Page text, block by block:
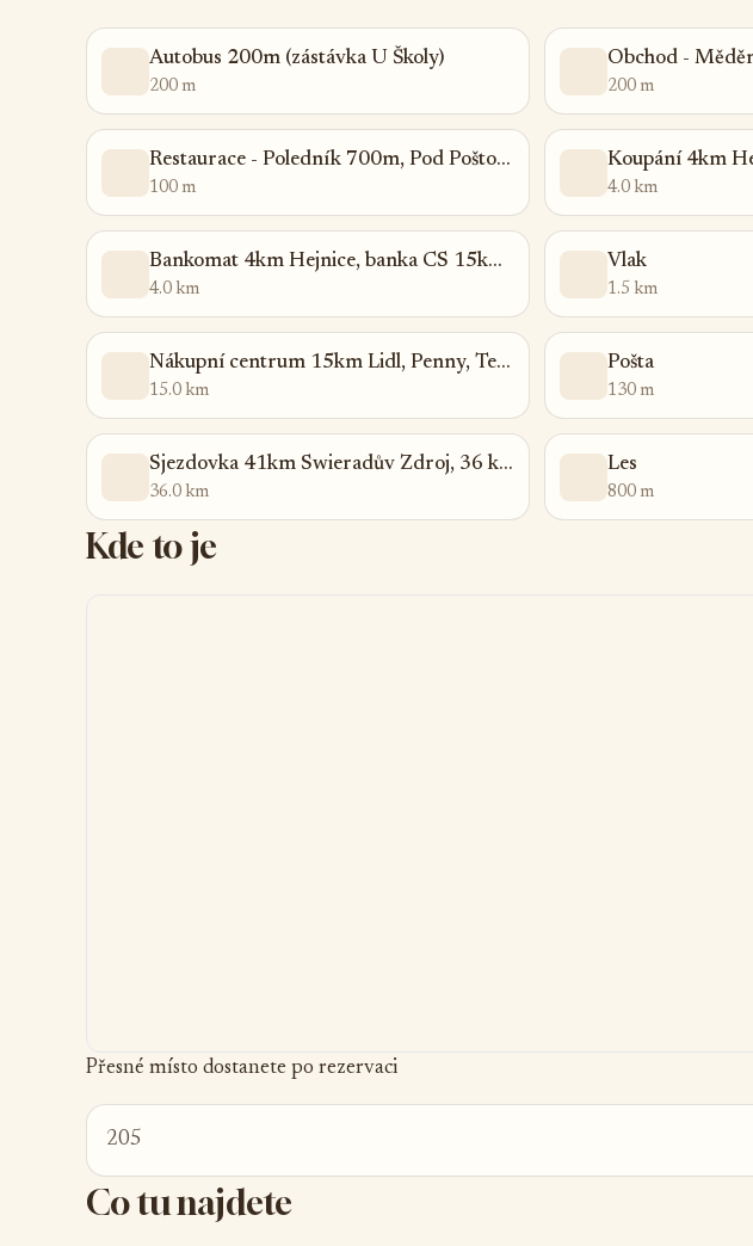
Autobus 200m (zástávka U Školy)
200 m
Obchod -
200 m
Restaurace - Poledník 700m, Pod Poštou130m, Dělnický Dům 2,5km
100 m 4.0 km
Bankomat 4km Hejnice, banka CS 15km Frýdlant
4.0 km
Vlak
1.5 km
Nákupní centrum 15km Lidl, Penny, Tesco Frýdlant
15.0 km
Pošta
130 m
Sjezdovka 41km Swieradův Zdroj, 36 km Jested Ski areal
36.0 km
Les
800 m
Kde to je
Přesné místo dostanete po rezervaci
205
Co tu najdete